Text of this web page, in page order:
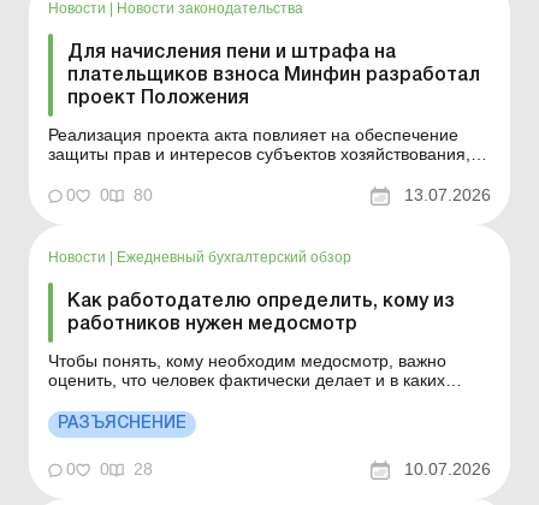
Новости | Новости законодательства
Для начисления пени и штрафа на
плательщиков взноса Минфин разработал
проект Положения
Реализация проекта акта повлияет на обеспечение
защиты прав и интересов субъектов хозяйствования,
поддержку трудоустройства лиц с инвалидностью:
действует ли разница по налогу на прибыль Взнос в
отчи...
0 0 80 13.07.2026
Новости | Ежедневный бухгалтерский обзор
Как работодателю определить, кому из
работников нужен медосмотр
Чтобы понять, кому необходим медосмотр, важно
оценить, что человек фактически делает и в каких
теме: Проходить ли медосмотр совместителю,
выполняющему работы с повышенной опасностью?
Прохождение работником медосмотра (ВВК) во время
ежегодного отпуск...
РАЗЪЯСНЕНИЕ
0 0 28 10.07.2026